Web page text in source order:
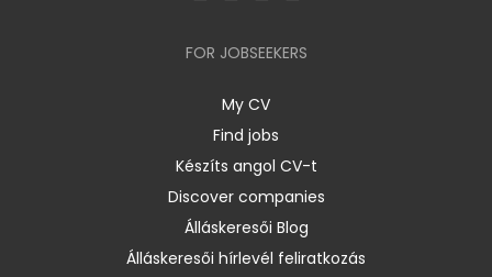
FOR JOBSEEKERS
My CV
Find jobs
Készíts angol CV-t
Discover companies
Álláskeresői Blog
Álláskeresői hírlevél feliratkozás